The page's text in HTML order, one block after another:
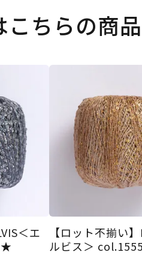
ちらの商
＜エ
【ロット不揃い
ルビス＞